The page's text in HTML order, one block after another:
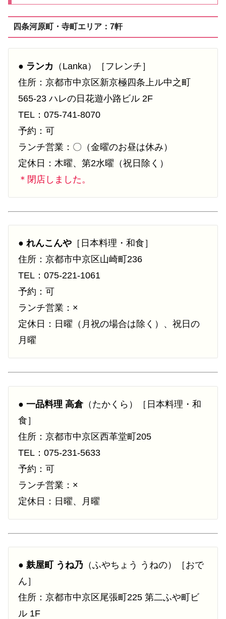
四条河原町・寺町エリア：7軒
● ランカ （Lanka）［フレンチ］
住所：京都市中京区新京極四条上ル中之町
565-23 ハレの日花遊小路ビル 2F
TEL：075-741-8070
予約：可
ランチ営業：〇（金曜のお昼は休み）
定休日：木曜、第2水曜（祝日除く）
＊閉店しました。
● れんこんや ［日本料理・和食］
住所：京都市中京区山崎町236
TEL：075-221-1061
予約：可
ランチ営業：×
定休日：日曜（月祝の場合は除く）、祝日の
月曜
● 一品料理 高倉（たかくら）［日本料理・和
食］
住所：京都市中京区西革堂町205
TEL：075-231-5633
予約：可
ランチ営業：×
定休日：日曜、月曜
● 麸屋町 うね乃 （ふやちょう うねの）［おで
ん］
住所：京都市中京区尾張町225 第二ふや町ビ
ル 1F